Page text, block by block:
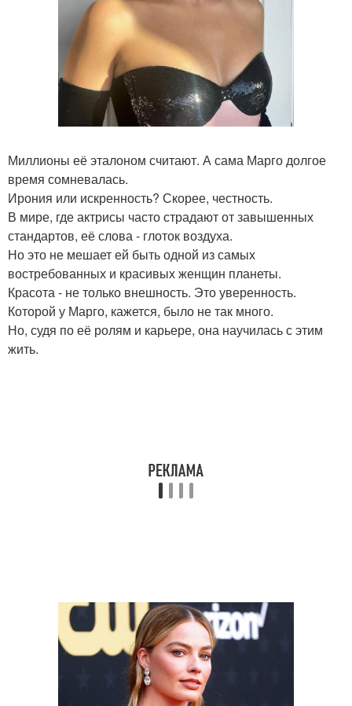
Миллионы её эталоном считают. А сама Марго долгое
время сомневалась.
Ирония или искренность? Скорее, честность.
В мире, где актрисы часто страдают от завышенных
стандартов, её слова - глоток воздуха.
Но это не мешает ей быть одной из самых
востребованных и красивых женщин планеты.
Красота - не только внешность. Это уверенность.
Которой у Марго, кажется, было не так много.
Но, судя по её ролям и карьере, она научилась с этим
жить.